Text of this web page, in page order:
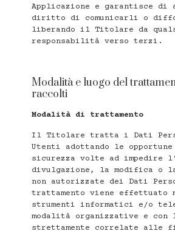
Applicazione e garantisce di
diritto di comunicarli o
liberando il Titolare da
responsabilità verso terzi.
Modalità e luogo del
raccolti
Modalità di trattamento
Il Titolare tratta i Dati
Utenti adottando le
sicurezza volte ad impedire
divulgazione, la modifica o
non autorizzate dei Dati
trattamento viene effettuato
strumenti informatici e/o
modalità organizzative e con
strettamente correlate alle